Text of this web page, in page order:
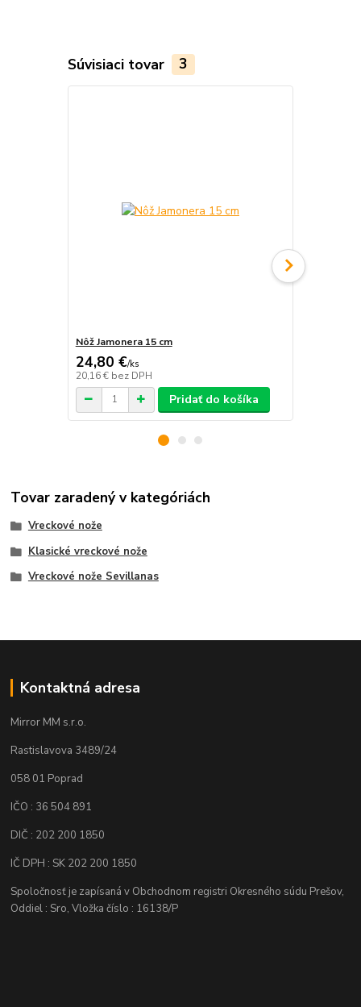
Súvisiaci tovar 3
Nôž Jamonera 15 cm
24,80 €/ks
20,16 € bez DPH
Pridať do košíka
Tovar zaradený v kategóriách
Vreckové nože
Klasické vreckové nože
Vreckové nože Sevillanas
Kontaktná adresa
Mirror MM s.r.o.
Rastislavova 3489/24
058 01 Poprad
IČO : 36 504 891
DIČ : 202 200 1850
IČ DPH : SK 202 200 1850
Spoločnosť je zapísaná v Obchodnom registri Okresného súdu Prešov,
Oddiel : Sro, Vložka číslo : 16138/P